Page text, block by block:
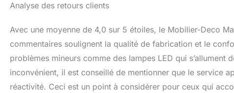
Analyse des retours clients
Avec une moyenne de 4,0 sur 5 étoiles, le Mobilier-Deco
commentaires soulignent la qualité de fabrication et le
problèmes mineurs comme des lampes LED qui s’allument
inconvénient, il est conseillé de mentionner que le service
réactivité. Ceci est un point à considérer pour ceux qui